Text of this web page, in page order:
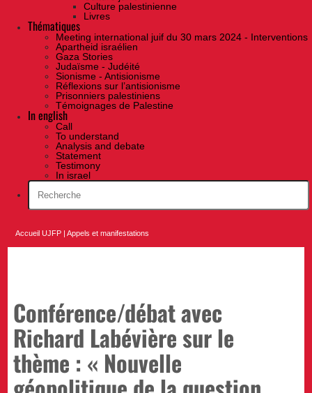
Culture palestinienne
Livres
Thématiques
Meeting international juif du 30 mars 2024 - Interventions
Apartheid israélien
Gaza Stories
Judaïsme - Judéité
Sionisme - Antisionisme
Réflexions sur l’antisionisme
Prisonniers palestiniens
Témoignages de Palestine
In english
Call
To understand
Analysis and debate
Statement
Testimony
In israel
Accueil UJFP |Appels et manifestations
Conférence/débat avec
Richard Labévière sur le
thème : « Nouvelle